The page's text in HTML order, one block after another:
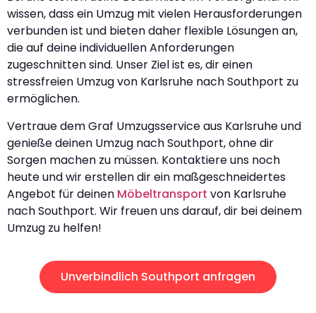
wissen, dass ein Umzug mit vielen Herausforderungen
verbunden ist und bieten daher flexible Lösungen an,
die auf deine individuellen Anforderungen
zugeschnitten sind. Unser Ziel ist es, dir einen
stressfreien Umzug von Karlsruhe nach Southport zu
ermöglichen.
Vertraue dem Graf Umzugsservice aus Karlsruhe und
genieße deinen Umzug nach Southport, ohne dir
Sorgen machen zu müssen. Kontaktiere uns noch
heute und wir erstellen dir ein maßgeschneidertes
Angebot für deinen Möbeltransport von Karlsruhe
nach Southport. Wir freuen uns darauf, dir bei deinem
Umzug zu helfen!
Unverbindlich Southport anfragen